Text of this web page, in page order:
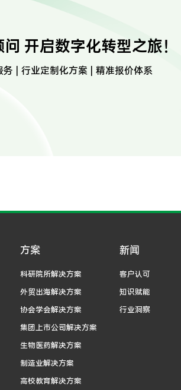
开启数字化转型之旅！
务 | 行业定制化方案 | 精准报价体系
方案
科研院所解决方案
外贸出海解决方案
协会学会解决方案
集团上市公司解决方案
生物医药解决方案
制造业解决方案
高校教育解决方案
新闻
客户认可
知识赋能
行业洞察